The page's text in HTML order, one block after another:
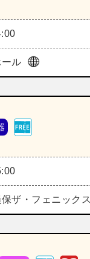
ル
ザ・フェニック